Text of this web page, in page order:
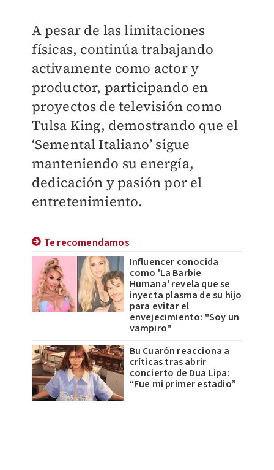
A pesar de las limitaciones
físicas, continúa trabajando
activamente como actor y
productor, participando en
proyectos de televisión como
Tulsa King, demostrando que el
‘Semental Italiano’ sigue
manteniendo su energía,
dedicación y pasión por el
entretenimiento.
Te recomendamos
Influencer conocida
como 'La Barbie
Humana' revela que se
inyecta plasma de su hijo
para evitar el
envejecimiento: "Soy un
vampiro"
Bu Cuarón reacciona a
críticas tras abrir
concierto de Dua Lipa:
“Fue mi primer estadio”